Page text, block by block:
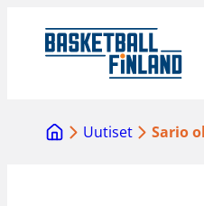
sisältöön
Uutiset Sario